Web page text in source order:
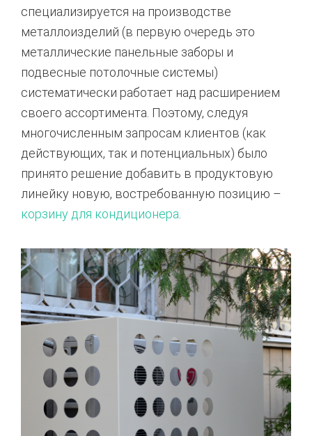
специализируется на производстве
металлоизделий (в первую очередь это
металлические панельные заборы и
подвесные потолочные системы)
систематически работает над расширением
своего ассортимента. Поэтому, следуя
многочисленным запросам клиентов (как
действующих, так и потенциальных) было
принято решение добавить в продуктовую
линейку новую, востребованную позицию –
корзину для кондиционера.